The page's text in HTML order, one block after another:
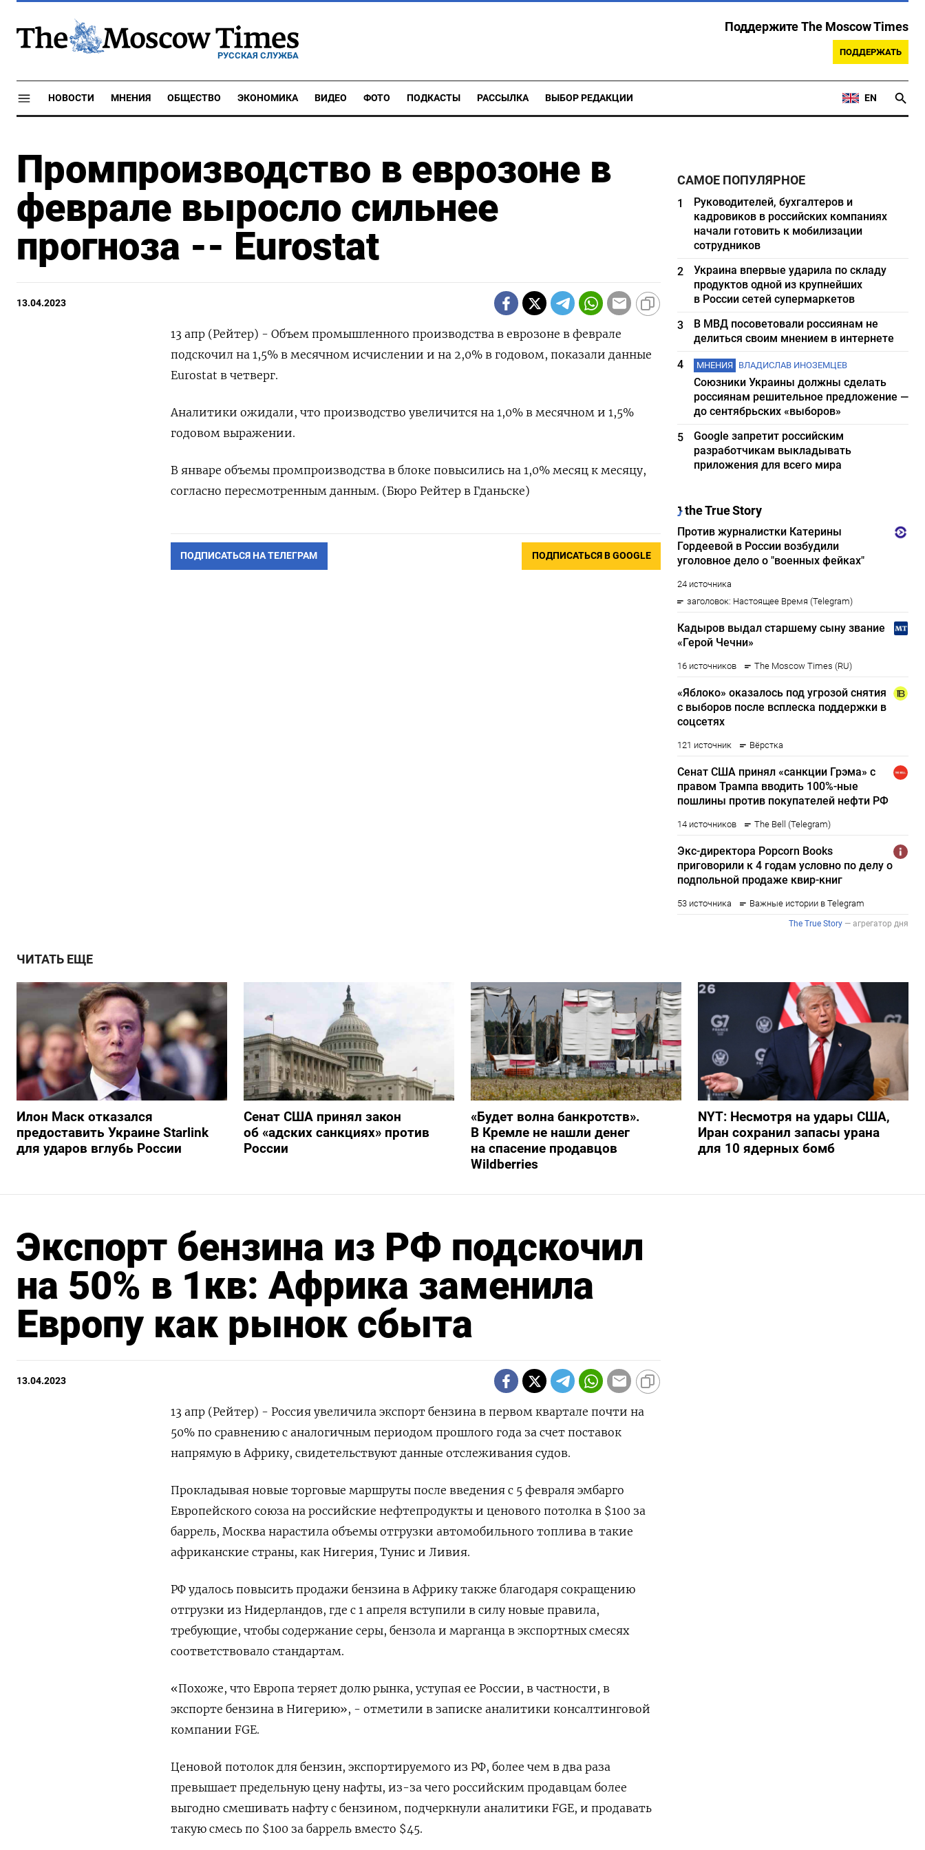
РУССКАЯ СЛУЖБА
Поддержите The Moscow Times
ПОДДЕРЖАТЬ
НОВОСТИ МНЕНИЯ ОБЩЕСТВО ЭКОНОМИКА ВИДЕО ФОТО ПОДКАСТЫ РАССЫЛКА ВЫБОР РЕДАКЦИИ EN
Промпроизводство в еврозоне в
феврале выросло сильнее
прогноза -- Еurostat
13.04.2023
13 апр (Рейтер) - Объем промышленного производства в еврозоне в феврале
подскочил на 1,5% в месячном исчислении и на 2,0% в годовом, показали данные
Eurostat в четверг.
Аналитики ожидали, что производство увеличится на 1,0% в месячном и 1,5%
годовом выражении.
В январе объемы промпроизводства в блоке повысились на 1,0% месяц к месяцу,
согласно пересмотренным данным. (Бюро Рейтер в Гданьске)
ПОДПИСАТЬСЯ НА ТЕЛЕГРАМ ПОДПИСАТЬСЯ В GOOGLE
САМОЕ ПОПУЛЯРНОЕ
1
Руководителей, бухгалтеров и
кадровиков в российских компаниях
начали готовить к мобилизации
сотрудников
2
Украина впервые ударила по складу
продуктов одной из крупнейших
в России сетей супермаркетов
3
В МВД посоветовали россиянам не
делиться своим мнением в интернете
4
МНЕНИЯ ВЛАДИСЛАВ ИНОЗЕМЦЕВ
Союзники Украины должны сделать
россиянам решительное предложение —
до сентябрьских «выборов»
5
Google запретит российским
разработчикам выкладывать
приложения для всего мира
ЧИТАТЬ ЕЩЕ
Илон Маск отказался
предоставить Украине Starlink
для ударов вглубь России
Сенат США принял закон
об «адских санкциях» против
России
«Будет волна банкротств».
В Кремле не нашли денег
на спасение продавцов
Wildberries
NYT: Несмотря на удары США,
Иран сохранил запасы урана
для 10 ядерных бомб
Экспорт бензина из РФ подскочил
на 50% в 1кв: Африка заменила
Европу как рынок сбыта
13.04.2023
13 апр (Рейтер) - Россия увеличила экспорт бензина в первом квартале почти на
50% по сравнению с аналогичным периодом прошлого года за счет поставок
напрямую в Африку, свидетельствуют данные отслеживания судов.
Прокладывая новые торговые маршруты после введения с 5 февраля эмбарго
Европейского союза на российские нефтепродукты и ценового потолка в $100 за
баррель, Москва нарастила объемы отгрузки автомобильного топлива в такие
африканские страны, как Нигерия, Тунис и Ливия.
РФ удалось повысить продажи бензина в Африку также благодаря сокращению
отгрузки из Нидерландов, где с 1 апреля вступили в силу новые правила,
требующие, чтобы содержание серы, бензола и марганца в экспортных смесях
соответствовало стандартам.
«Похоже, что Европа теряет долю рынка, уступая ее России, в частности, в
экспорте бензина в Нигерию», - отметили в записке аналитики консалтинговой
компании FGE.
Ценовой потолок для бензин, экспортируемого из РФ, более чем в два раза
превышает предельную цену нафты, из-за чего российским продавцам более
выгодно смешивать нафту с бензином, подчеркнули аналитики FGE, и продавать
такую смесь по $100 за баррель вместо $45.